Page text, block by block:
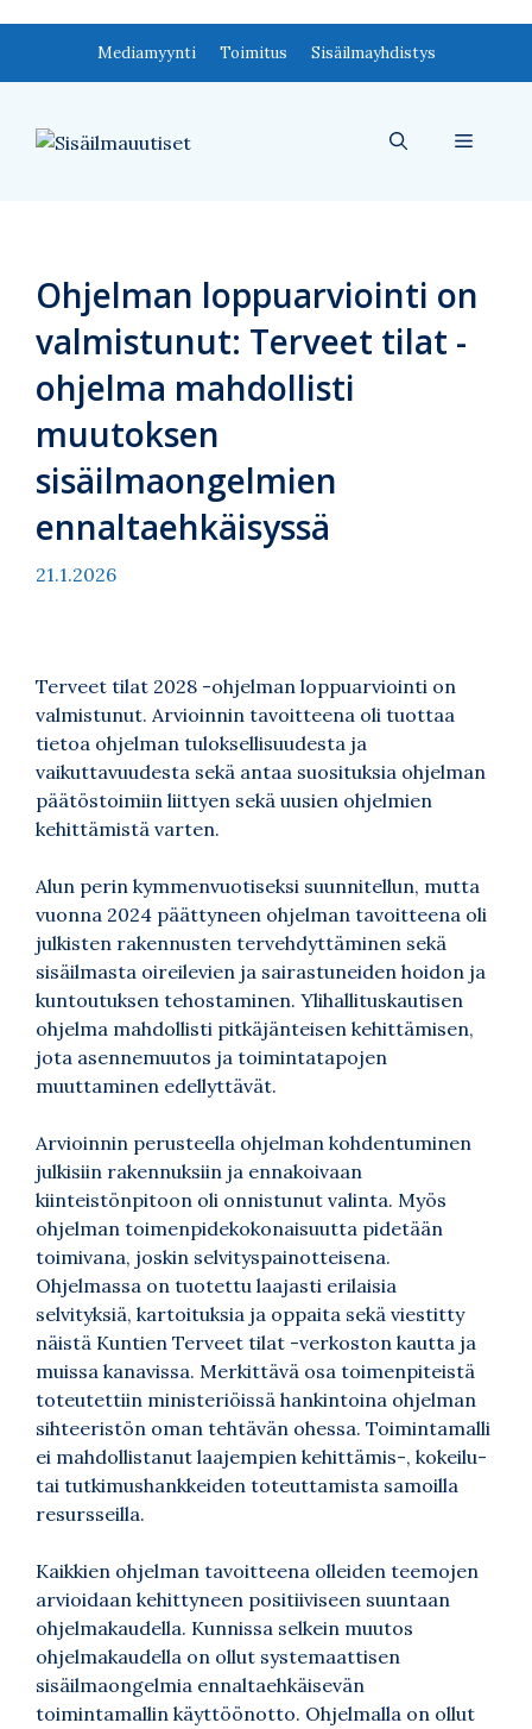
Mediamyynti Toimitus Sisäilmayhdistys
Valikko
Ohjelman loppuarviointi on
valmistunut: Terveet tilat -
ohjelma mahdollisti
muutoksen
sisäilmaongelmien
ennaltaehkäisyssä
21.1.2026
Terveet tilat 2028 -ohjelman loppuarviointi on
valmistunut. Arvioinnin tavoitteena oli tuottaa
tietoa ohjelman tuloksellisuudesta ja
vaikuttavuudesta sekä antaa suosituksia ohjelman
päätöstoimiin liittyen sekä uusien ohjelmien
kehittämistä varten.
Alun perin kymmenvuotiseksi suunnitellun, mutta
vuonna 2024 päättyneen ohjelman tavoitteena oli
julkisten rakennusten tervehdyttäminen sekä
sisäilmasta oireilevien ja sairastuneiden hoidon ja
kuntoutuksen tehostaminen. Ylihallituskautisen
ohjelma mahdollisti pitkäjänteisen kehittämisen,
jota asennemuutos ja toimintatapojen
muuttaminen edellyttävät.
Arvioinnin perusteella ohjelman kohdentuminen
julkisiin rakennuksiin ja ennakoivaan
kiinteistönpitoon oli onnistunut valinta. Myös
ohjelman toimenpidekokonaisuutta pidetään
toimivana, joskin selvityspainotteisena.
Ohjelmassa on tuotettu laajasti erilaisia
selvityksiä, kartoituksia ja oppaita sekä viestitty
näistä Kuntien Terveet tilat -verkoston kautta ja
muissa kanavissa. Merkittävä osa toimenpiteistä
toteutettiin ministeriöissä hankintoina ohjelman
sihteeristön oman tehtävän ohessa. Toimintamalli
ei mahdollistanut laajempien kehittämis-, kokeilu-
tai tutkimushankkeiden toteuttamista samoilla
resursseilla.
Kaikkien ohjelman tavoitteena olleiden teemojen
arvioidaan kehittyneen positiiviseen suuntaan
ohjelmakaudella. Kunnissa selkein muutos
ohjelmakaudella on ollut systemaattisen
sisäilmaongelmia ennaltaehkäisevän
toimintamallin käyttöönotto. Ohjelmalla on ollut